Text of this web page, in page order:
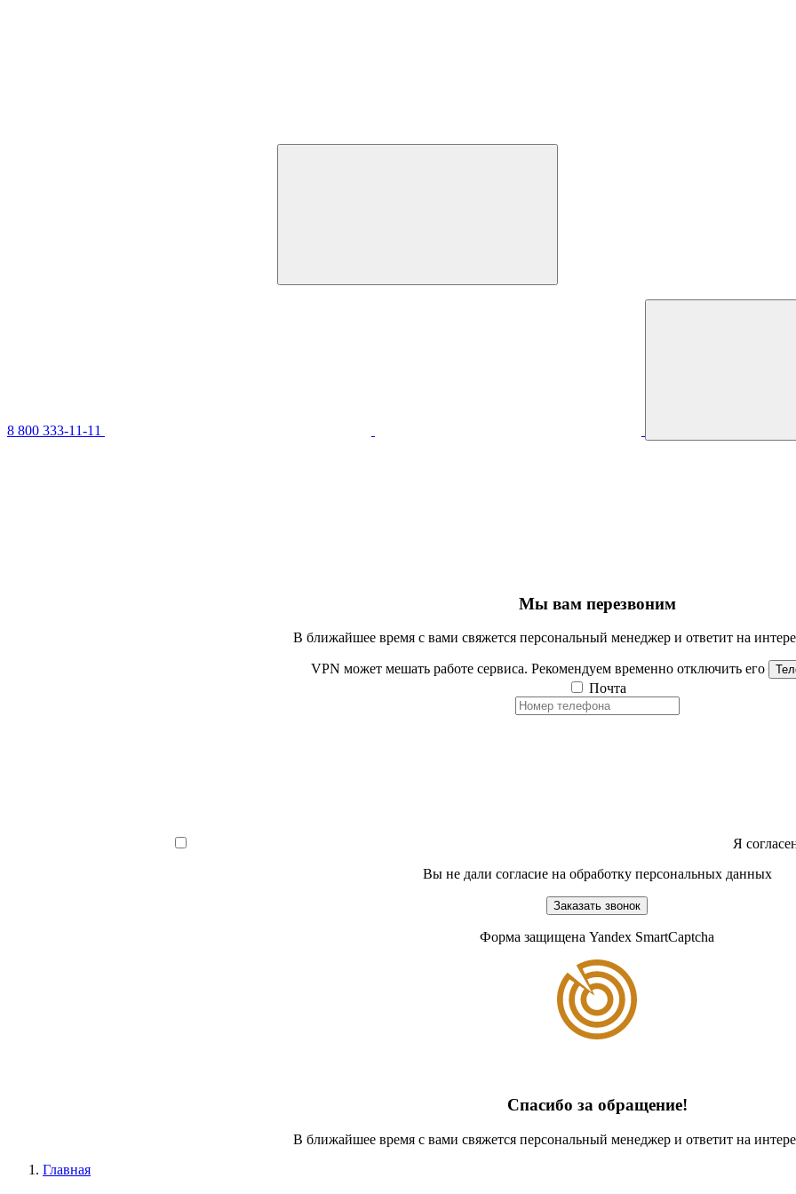
8 800 333-11-11
Мы вам перезвоним
В ближайшее время с вами свяжется персональный менеджер и ответит на
VPN может мешать работе сервиса. Рекомендуем временно отключить его
Почта
Я
Вы не дали согласие на обработку персональных данных
Заказать звонок
Форма защищена Yandex SmartCaptcha
Спасибо за обращение!
В ближайшее время с вами свяжется персональный менеджер и ответит на
Главная